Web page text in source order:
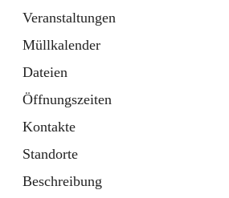
Veranstaltungen
Müllkalender
Dateien
Öffnungszeiten
Kontakte
Standorte
Beschreibung